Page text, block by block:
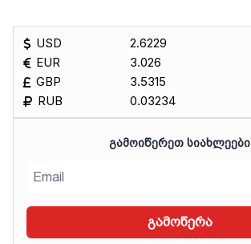
USD
EUR
GBP
RUB
2.6229
3.026
3.5315
0.03234
ᲒᲐᲛᲝᲘᲬᲔᲠᲔᲗ ᲡᲘᲐᲮᲚᲔᲔᲑᲘ
გამოწერა